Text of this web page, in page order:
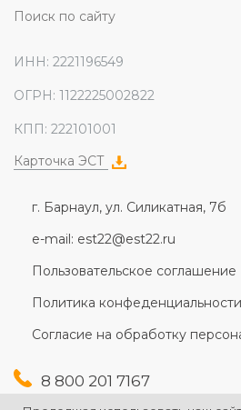
Поиск по сайту
ИНН: 2221196549
ОГРН: 1122225002822
КПП: 222101001
Карточка ЭСТ
г. Барнаул, ул. Силикатная, 7б
e-mail: est22@est22.ru
Пользовательское соглашение
Политика конфеденциальности
Согласие на обработку
8 800 201 7167
+7 (3852) 607-167